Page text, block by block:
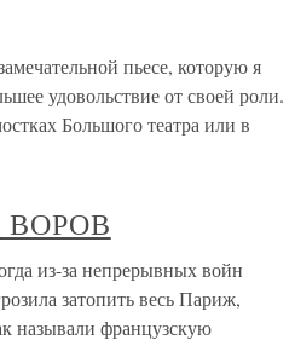
пьесе, которую я
удовольствие от своей роли.
Большого театра или в
за непрерывных войн
затопить весь Париж,
называли французскую